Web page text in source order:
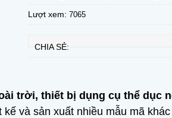
Lượt xem: 7065
CHIA SẺ:
trời, thiết bị dụng cụ thể dục
và sản xuất nhiều mẫu mã